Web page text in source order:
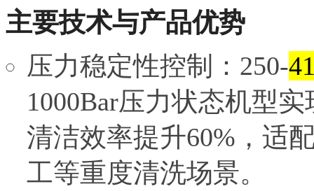
主要技术与产品优势
压力稳定性控制：250-
1000Bar压力状态机型
清洁效率提升60%，适
工等重度清洗场景。